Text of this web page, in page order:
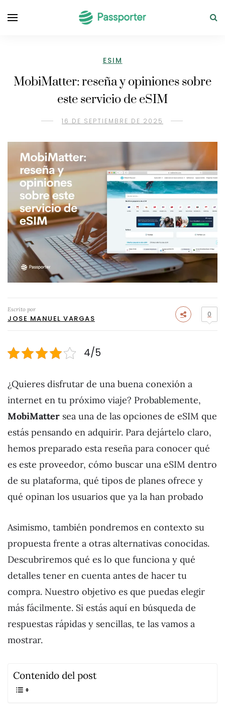
ESIM
MobiMatter: reseña y opiniones sobre
este servicio de eSIM
16 DE SEPTIEMBRE DE 2025
Escrito por
JOSE MANUEL VARGAS 0
4/5
¿Quieres disfrutar de una buena conexión a
internet en tu próximo viaje? Probablemente,
MobiMatter sea una de las opciones de eSIM que
estás pensando en adquirir. Para dejártelo claro,
hemos preparado esta reseña para conocer qué
es este proveedor, cómo buscar una eSIM dentro
de su plataforma, qué tipos de planes ofrece y
qué opinan los usuarios que ya la han probado
Asimismo, también pondremos en contexto su
propuesta frente a otras alternativas conocidas.
Descubriremos qué es lo que funciona y qué
detalles tener en cuenta antes de hacer tu
compra. Nuestro objetivo es que puedas elegir
más fácilmente. Si estás aquí en búsqueda de
respuestas rápidas y sencillas, te las vamos a
mostrar.
Contenido del post